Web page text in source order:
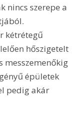
nincs szerepe a
kétrétegű
hőszigetelt
messzemenőkig
épületek
pedig akár